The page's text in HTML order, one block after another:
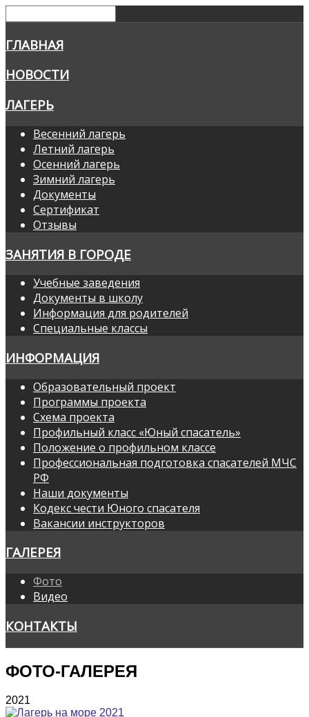
ГЛАВНАЯ
НОВОСТИ
ЛАГЕРЬ
Весенний лагерь
Летний лагерь
Осенний лагерь
Зимний лагерь
Документы
Сертификат
Отзывы
ЗАНЯТИЯ В ГОРОДЕ
Учебные заведения
Документы в школу
Информация для родителей
Специальные классы
ИНФОРМАЦИЯ
Образовательный проект
Программы проекта
Схема проекта
Профильный класс «Юный спасатель»
Положение о профильном классе
Профессиональная подготовка спасателей МЧС
РФ
Наши документы
Кодекс чести Юного спасателя
Вакансии инструкторов
ГАЛЕРЕЯ
Фото
Видео
КОНТАКТЫ
ФОТО-ГАЛЕРЕЯ
2021